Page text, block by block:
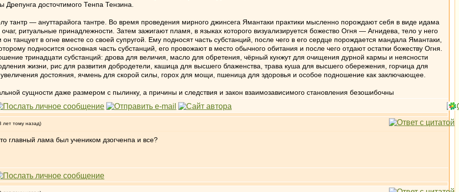
досточтимого Тенпа Тензина.
тантр — ануттарайога тантре. Во время проведения мирного джинсега Ямантаки практики мысленно порождают себя в виде идама
ритуальные принадлежности. Затем зажигают пламя, в языках которого визуализируется божество Огня — Агнидева, тело у него
он танцует в огне вместе со своей супругой. Ему подносят часть субстанций, после чего в его сердце порождается мандала Ямантаки,
подносится основная часть субстанций, его провожают в место обычного обитания и после чего отдают остатки божеству Огня.
тринадцати субстанций: дрова для величия, масло для обретения, чёрный кунжут для очищения дурной кармы и неясности
жизни, рис для развития добродетели, кашица для высшего блаженства, трава куша для высшего обережения, горчица для
увеличения достояния, ячмень для скорой силы, горох для мощи, пшеница для здоровья и особое подношение как заключающее.
сущности даже размером с пылинку, а причины и следствия и закон взаимозависимого становления безошибочны
лет тому назад)
главный лама был учеником дзогченпа и все?